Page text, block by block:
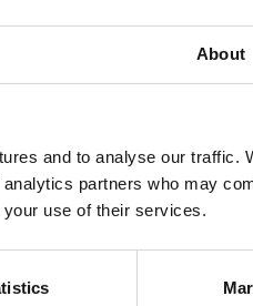
About
and to analyse our traffic.
partners who may
your use of their services.
z materiału Premium Decor,
w rozmiarze około A4,